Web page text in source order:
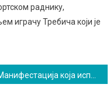
раднику,
играчу Требича који је
Манифестација која испуњава жеље